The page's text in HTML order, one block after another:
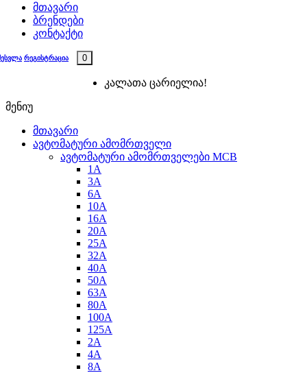
მთავარი
ბრენდები
კონტაქტი
რეგისტრაცია 0
კალათა ცარიელია!
მენიუ
მთავარი
ავტომატური ამომრთველი
ავტომატური ამომრთველები MCB
1A
3A
6A
10A
16A
20A
25А
32A
40A
50A
63A
80A
100A
125A
2A
4A
8A